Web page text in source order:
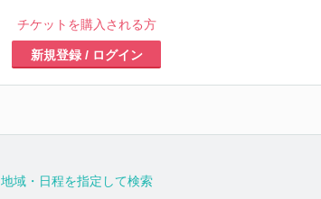
チケットを購入される方
新規登録 / ログイン
地域・日程を指定して検索